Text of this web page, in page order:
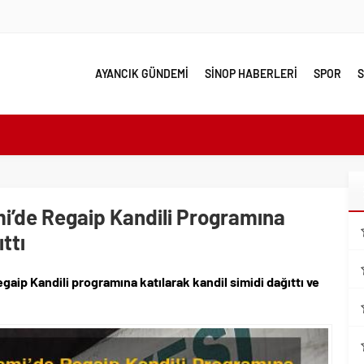
AYANCIK GÜNDEMİ SİNOP HABERLERİ SPOR
yakın takip
Ele Alındı
Attı
Nostalji Dolu Klasiklerle Devam Ediyor
Her Gün Yüzlerce Vatandaş Faydalanıyor
Yer
İçin Uygun mu?
Regaip Kandili Programına
Kandili programına katılarak kandil simidi dağıttı ve